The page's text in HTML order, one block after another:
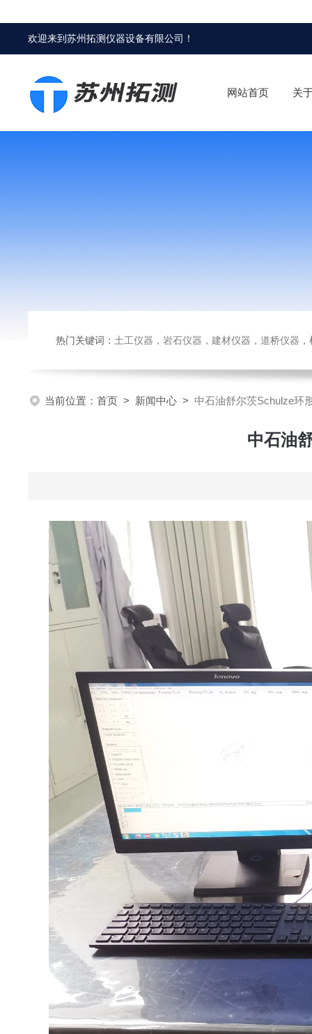
欢迎来到苏州拓测仪器设备有限公司 ！
网站首页 关
热门关键词： 土工仪器，岩石仪器，建材仪器，道桥仪器，检测
当前位置： 首页 > 新闻中心 > 中石油舒尔茨Schulze环
中石油